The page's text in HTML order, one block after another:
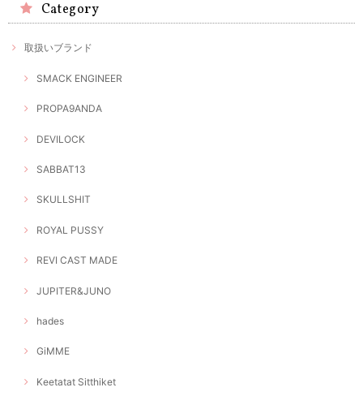
Category
取扱いブランド
SMACK ENGINEER
PROPA9ANDA
DEVILOCK
SABBAT13
SKULLSHIT
ROYAL PUSSY
REVI CAST MADE
JUPITER&JUNO
hades
GiMME
Keetatat Sitthiket